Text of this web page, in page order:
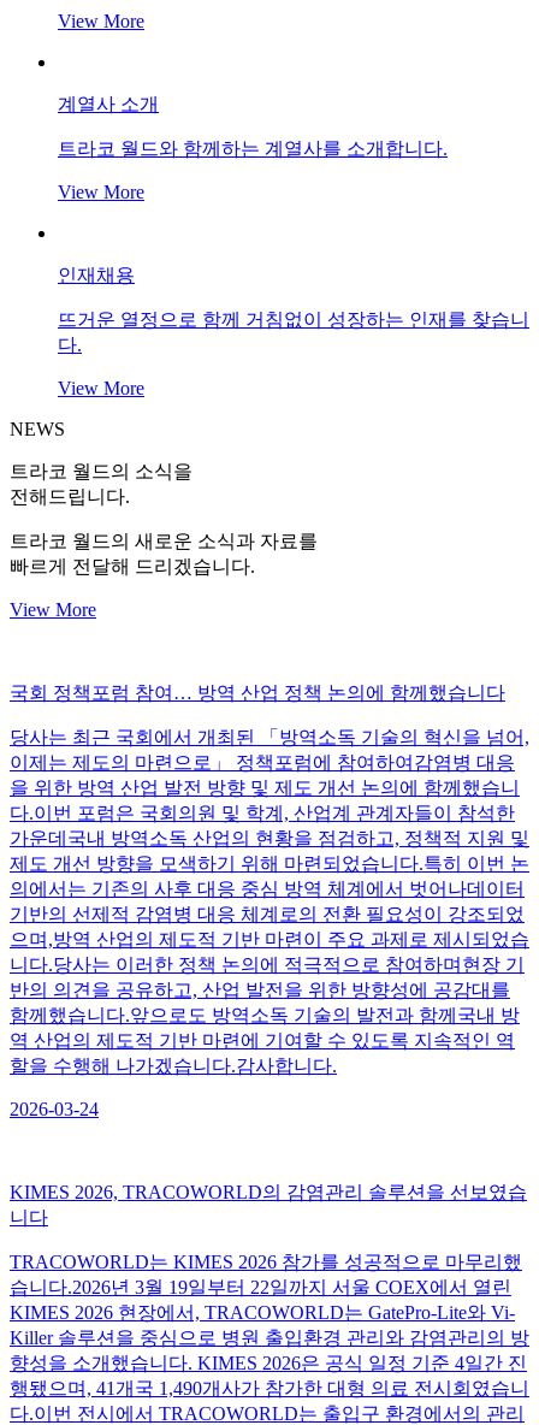
View More
계열사 소개
트라코 월드와 함께하는 계열사를 소개합니다.
View More
인재채용
뜨거운 열정으로 함께 거침없이 성장하는 인재를 찾습니
다.
View More
NEWS
트라코 월드의 소식을
전해드립니다.
트라코 월드의 새로운 소식과 자료를
빠르게 전달해 드리겠습니다.
View More
국회 정책포럼 참여… 방역 산업 정책 논의에 함께했습니다
당사는 최근 국회에서 개최된 「방역소독 기술의 혁신을 넘어,
이제는 제도의 마련으로」 정책포럼에 참여하여감염병 대응
을 위한 방역 산업 발전 방향 및 제도 개선 논의에 함께했습니
다.이번 포럼은 국회의원 및 학계, 산업계 관계자들이 참석한
가운데국내 방역소독 산업의 현황을 점검하고, 정책적 지원 및
제도 개선 방향을 모색하기 위해 마련되었습니다.특히 이번 논
의에서는 기존의 사후 대응 중심 방역 체계에서 벗어나데이터
기반의 선제적 감염병 대응 체계로의 전환 필요성이 강조되었
으며,방역 산업의 제도적 기반 마련이 주요 과제로 제시되었습
니다.당사는 이러한 정책 논의에 적극적으로 참여하며현장 기
반의 의견을 공유하고, 산업 발전을 위한 방향성에 공감대를
함께했습니다.앞으로도 방역소독 기술의 발전과 함께국내 방
역 산업의 제도적 기반 마련에 기여할 수 있도록 지속적인 역
할을 수행해 나가겠습니다.감사합니다.
2026-03-24
KIMES 2026, TRACOWORLD의 감염관리 솔루션을 선보였습
니다
TRACOWORLD는 KIMES 2026 참가를 성공적으로 마무리했
습니다.2026년 3월 19일부터 22일까지 서울 COEX에서 열린
KIMES 2026 현장에서, TRACOWORLD는 GatePro-Lite와 Vi-
Killer 솔루션을 중심으로 병원 출입환경 관리와 감염관리의 방
향성을 소개했습니다. KIMES 2026은 공식 일정 기준 4일간 진
행됐으며, 41개국 1,490개사가 참가한 대형 의료 전시회였습니
다.이번 전시에서 TRACOWORLD는 출입구 환경에서의 관리